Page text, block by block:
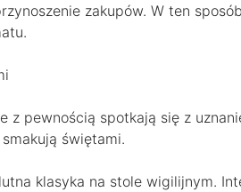
zakupów. W ten
z pewnością spotkają się z
świętami.
klasyka na stole wigilijnym.